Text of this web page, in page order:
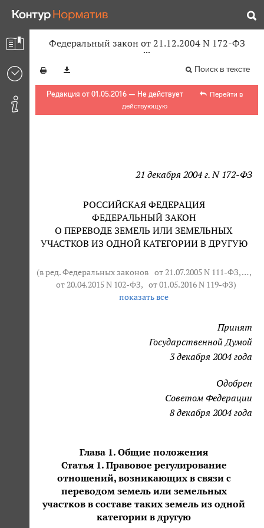
Федеральный закон от 21.12.2004 N 172-ФЗ
Поиск в тексте
Редакция от 01.05.2016 — Не действует
Перейти в
действующую
21 декабря 2004 г. N 172-ФЗ
РОССИЙСКАЯ ФЕДЕРАЦИЯ
ФЕДЕРАЛЬНЫЙ ЗАКОН
О ПЕРЕВОДЕ ЗЕМЕЛЬ ИЛИ ЗЕМЕЛЬНЫХ
УЧАСТКОВ ИЗ ОДНОЙ КАТЕГОРИИ В ДРУГУЮ
(в ред. Федеральных законов от 21.07.2005 N 111-ФЗ, … ,
от 20.04.2015 N 102-ФЗ, от 01.05.2016 N 119-ФЗ)
показать все
Принят
Государственной Думой
3 декабря 2004 года
Одобрен
Советом Федерации
8 декабря 2004 года
Глава 1. Общие положения
Статья 1. Правовое регулирование
отношений, возникающих в связи с
переводом земель или земельных
участков в составе таких земель из одной
категории в другую